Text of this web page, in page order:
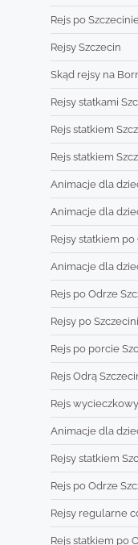
Rejs po
Rejsy Szczecin
Skąd rejsy na
Rejsy statkami
Rejs statkiem
Rejs statkiem
Animacje dla
Animacje dla
Rejsy statkiem po
Animacje dla
Rejs po Odrze
Rejsy po
Rejs po porcie
Rejs Odrą
Rejs
Animacje dla
Rejsy statkiem
Rejs po Odrze
Rejsy regularne
Rejs statkiem po